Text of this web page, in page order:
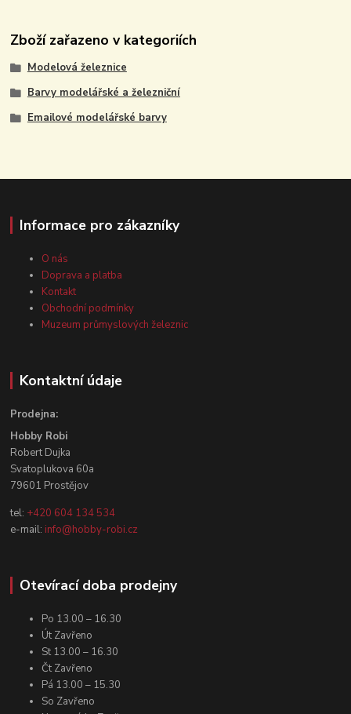
Zboží zařazeno v kategoriích
Modelová železnice
Barvy modelářské a železniční
Emailové modelářské barvy
Informace pro zákazníky
O nás
Doprava a platba
Kontakt
Obchodní podmínky
Muzeum průmyslových železnic
Kontaktní údaje
Prodejna:
Hobby Robi
Robert Dujka
Svatoplukova 60a
79601 Prostějov
tel: +420 604 134 534
e-mail: info@hobby-robi.cz
Otevírací doba prodejny
Po 13.00 – 16.30
Út Zavřeno
St 13.00 – 16.30
Čt Zavřeno
Pá 13.00 – 15.30
So Zavřeno